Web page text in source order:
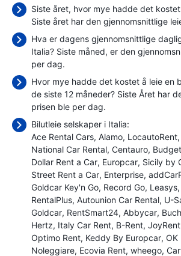
Siste året, hvor mye hadde det
Siste året har den gjennomsnittlige
Hva er dagens gjennomsnittlige
Italia? Siste måned, er den
per dag.
Hvor mye hadde det kostet å leie en
de siste 12 måneder? Siste Året har
prisen ble per dag.
Bilutleie selskaper i Italia:
Ace Rental Cars Alamo LocautoRent
National Car Rental Centauro Budget
Dollar Rent a Car Europcar Sicily by
Street Rent a Car Enterprise
Goldcar Key'n Go Record Go Leasys
RentalPlus Autounion Car Rental U-
Goldcar RentSmart24 Abbycar
Hertz Italy Car Rent B-Rent JoyRent
Optimo Rent Keddy By Europcar OK
Noleggiare Ecovia Rent wheego